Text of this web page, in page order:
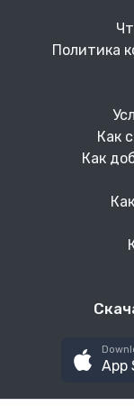
Политика
Как
Как
App